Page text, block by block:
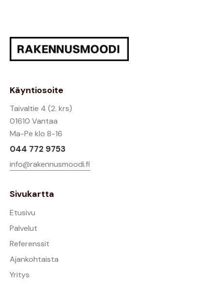
Käyntiosoite
Taivaltie 4 (2. krs)
01610 Vantaa
Ma-Pe klo 8-16
044 772 9753
info@rakennusmoodi.fi
Sivukartta
Etusivu
Palvelut
Referenssit
Ajankohtaista
Yritys